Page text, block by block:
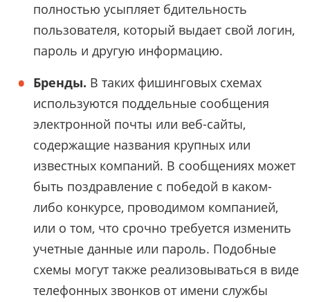
полностью усыпляет бдительность
пользователя, который выдает свой логин,
пароль и другую информацию.
Бренды. В таких фишинговых схемах
используются поддельные сообщения
электронной почты или веб-сайты,
содержащие названия крупных или
известных компаний. В сообщениях может
быть поздравление с победой в каком-
либо конкурсе, проводимом компанией,
или о том, что срочно требуется изменить
учетные данные или пароль. Подобные
схемы могут также реализовываться в виде
телефонных звонков от имени службы